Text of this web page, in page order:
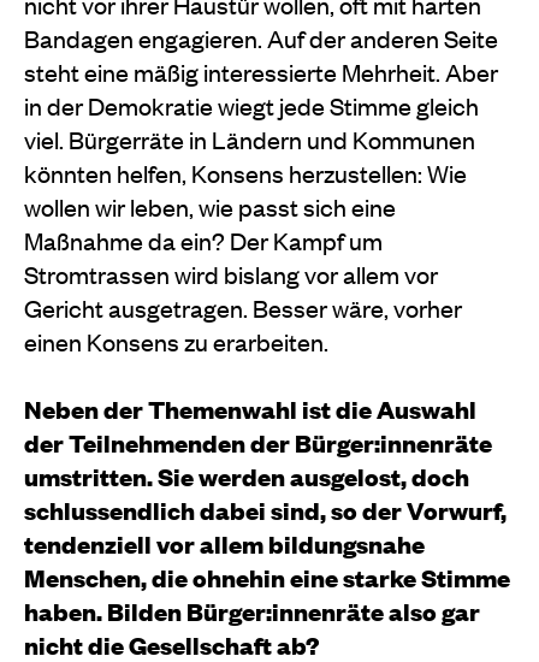
Bandagen engagieren. Auf der anderen Seite
steht eine mäßig interessierte Mehrheit. Aber
in der Demokratie wiegt jede Stimme gleich
viel. Bürgerräte in Ländern und Kommunen
könnten helfen, Konsens herzustellen: Wie
wollen wir leben, wie passt sich eine
Maßnahme da ein? Der Kampf um
Stromtrassen wird bislang vor allem vor
Gericht ausgetragen. Besser wäre, vorher
einen Konsens zu erarbeiten.
Neben der Themenwahl ist die Auswahl
der Teilnehmenden der Bürger:innenräte
umstritten. Sie werden ausgelost, doch
schlussendlich dabei sind, so der Vorwurf,
tendenziell vor allem bildungsnahe
Menschen, die ohnehin eine starke Stimme
haben. Bilden Bürger:innenräte also gar
nicht die Gesellschaft ab?